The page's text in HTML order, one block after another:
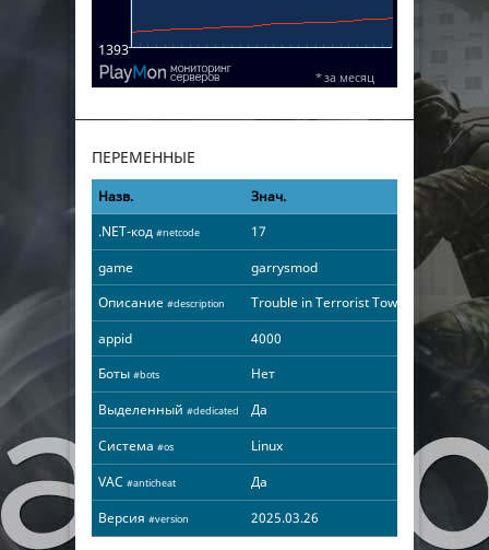
ПЕРЕМЕННЫЕ
Назв.
Знач.
.NET-код #netcode
17
game
garrysmod
Описание #description
Trouble in Terrorist Town
appid
4000
Боты #bots
Нет
Выделенный #dedicated
Да
Система #os
Linux
VAC #anticheat
Да
Версия #version 2025.03.26